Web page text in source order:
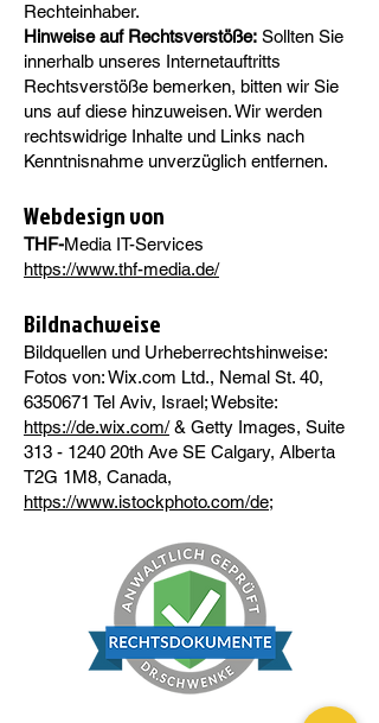
Rechteinhaber.
Hinweise auf Rechtsverstöße: Sollten Sie
innerhalb unseres Internetauftritts
Rechtsverstöße bemerken, bitten wir Sie
uns auf diese hinzuweisen. Wir werden
rechtswidrige Inhalte und Links nach
Kenntnisnahme unverzüglich entfernen.
Webdesign von
THF-Media IT-Services
https://www.thf-media.de/
Bildnachweise
Bildquellen und Urheberrechtshinweise:
Fotos von: Wix.com Ltd., Nemal St. 40,
6350671 Tel Aviv, Israel; Website:
https://de.wix.com/& Getty Images, Suite
313 - 1240 20th Ave SE Calgary, Alberta
T2G 1M8, Canada,
https://www.istockphoto.com/de;